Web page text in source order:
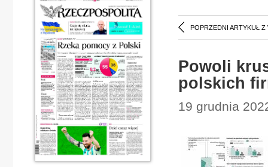
POPRZEDNI ARTYKUŁ Z
Powoli
polskich
19 grudnia